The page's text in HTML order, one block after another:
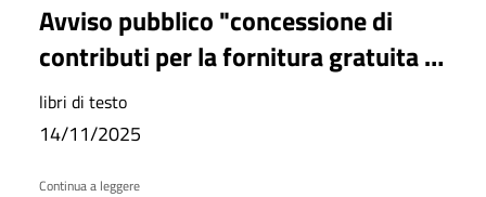
Avviso pubblico "concessione di
contributi per la fornitura gratuita o
semigratuita dei libri di testo - anno
scolastico 2025/2026".
libri di testo
14/11/2025
Continua a leggere